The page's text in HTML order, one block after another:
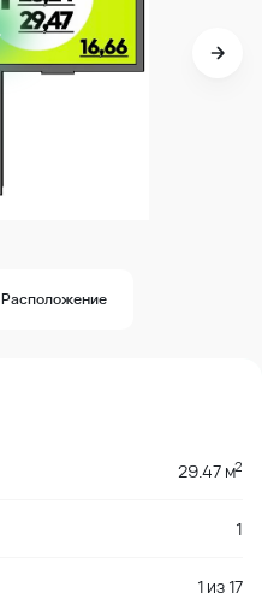
Расположение
29.47 м2
1
1 из17